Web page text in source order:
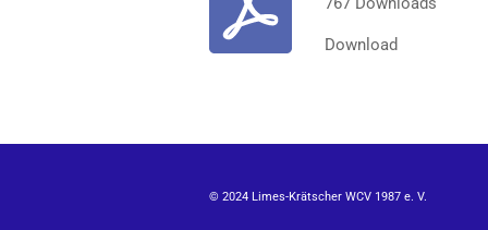
Download
© 2024 Limes-Krätscher WCV 1987 e. V.